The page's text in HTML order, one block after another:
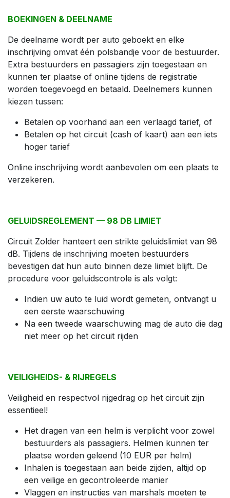
BOEKINGEN & DEELNAME
De deelname wordt per auto geboekt en elke
inschrijving omvat één polsbandje voor de bestuurder.
Extra bestuurders en passagiers zijn toegestaan en
kunnen ter plaatse of online tijdens de registratie
worden toegevoegd en betaald. Deelnemers kunnen
kiezen tussen:
Betalen op voorhand aan een verlaagd tarief, of
Betalen op het circuit (cash of kaart) aan een iets
hoger tarief
Online inschrijving wordt aanbevolen om een plaats te
verzekeren.
GELUIDSREGLEMENT — 98 DB LIMIET
Circuit Zolder hanteert een strikte geluidslimiet van 98
dB. Tijdens de inschrijving moeten bestuurders
bevestigen dat hun auto binnen deze limiet blijft. De
procedure voor geluidscontrole is als volgt:
Indien uw auto te luid wordt gemeten, ontvangt u
een eerste waarschuwing
Na een tweede waarschuwing mag de auto die dag
niet meer op het circuit rijden
VEILIGHEIDS- & RIJREGELS
Veiligheid en respectvol rijgedrag op het circuit zijn
essentieel!
Het dragen van een helm is verplicht voor zowel
bestuurders als passagiers. Helmen kunnen ter
plaatse worden geleend (10 EUR per helm)
Inhalen is toegestaan aan beide zijden, altijd op
een veilige en gecontroleerde manier
Vlaggen en instructies van marshals moeten te